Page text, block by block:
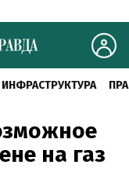
ИНФРАСТРУКТУРА
на газ